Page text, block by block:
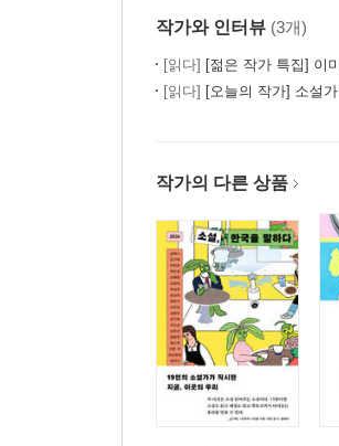
작가와 인터뷰 (3개)
[읽다] [젊은 작가 특집] 이
[읽다] [오늘의 작가] 소설
작가의 다른 상품